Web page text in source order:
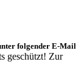
folgender E-Mail
geschützt! Zur